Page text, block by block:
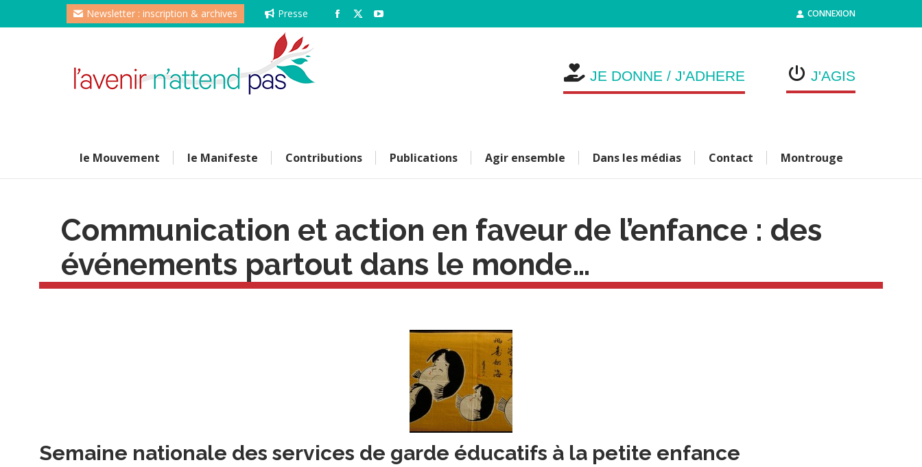
Newsletter : inscription & archives Presse
Facebook
X
YouTube
CONNEXION
JE DONNE / J'ADHERE J'AGIS
le Mouvement le Manifeste Contributions Publications Agir ensemble Dans les médias Contact Montrouge
Communication et action en faveur de l’enfance : des
événements partout dans le monde…
Semaine nationale des services de garde éducatifs à la petite enfance